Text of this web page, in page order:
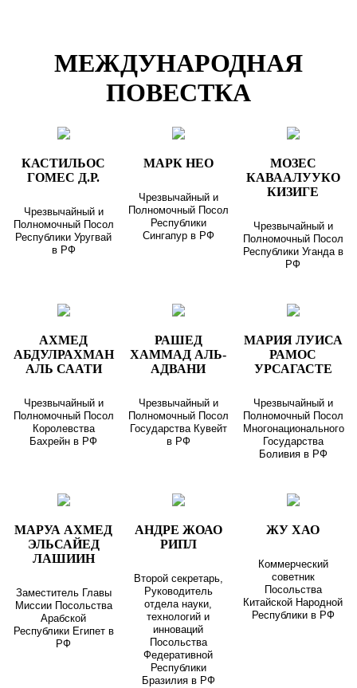
МЕЖДУНАРОДНАЯ
ПОВЕСТКА
КАСТИЛЬОС
ГОМЕС Д.Р.
Чрезвычайный и
Полномочный Посол
Республики Уругвай
в РФ
МАРК НЕО
Чрезвычайный и
Полномочный Посол
Республики
Сингапур в РФ
МОЗЕС
КАВААЛУУКО
КИЗИГЕ
Чрезвычайный и
Полномочный Посол
Республики Уганда в
РФ
АХМЕД
АБДУЛРАХМАН
АЛЬ СААТИ
Чрезвычайный и
Полномочный Посол
Королевства
Бахрейн в РФ
РАШЕД
ХАММАД АЛЬ-
АДВАНИ
Чрезвычайный и
Полномочный Посол
Государства Кувейт
в РФ
МАРИЯ ЛУИСА
РАМОС
УРСАГАСТЕ
Чрезвычайный и
Полномочный Посол
Многонационального
Государства
Боливия в РФ
МАРУА АХМЕД
ЭЛЬСАЙЕД
ЛАШИИН
Заместитель Главы
Миссии Посольства
Арабской
Республики Египет в
РФ
АНДРЕ ЖОАО
РИПЛ
Второй секретарь,
Руководитель
отдела науки,
технологий и
инноваций
Посольства
Федеративной
Республики
Бразилия в РФ
ЖУ ХАО
Коммерческий
советник
Посольства
Китайской Народной
Республики в РФ